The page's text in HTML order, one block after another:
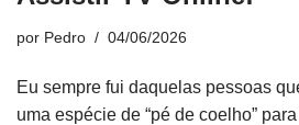
por Pedro 04/06/2026
Eu sempre fui daquelas pessoas
uma espécie de “pé de coelho”